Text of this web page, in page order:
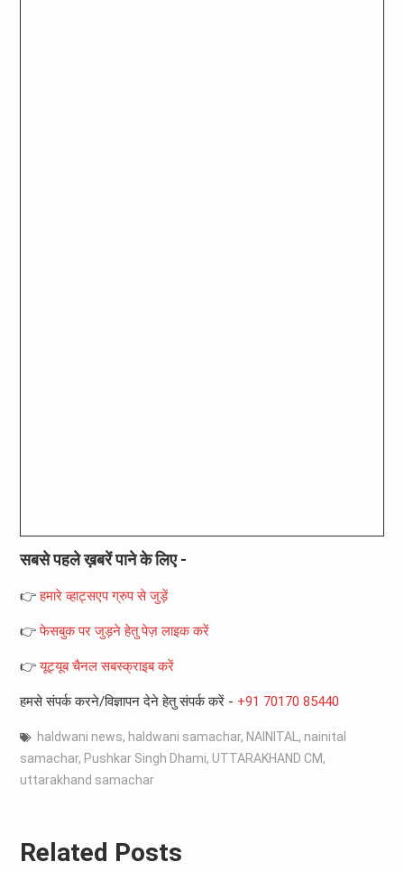
सबसे पहले ख़बरें पाने के लिए -
👉हमारे व्हाट्सएप ग्रुप से जुड़ें
👉फेसबुक पर जुड़ने हेतु पेज़ लाइक करें
👉यूट्यूब चैनल सबस्क्राइब करें
हमसे संपर्क करने/विज्ञापन देने हेतु संपर्क करें - +91 70170 85440
haldwani news, haldwani samachar, NAINITAL, nainital
samachar, Pushkar Singh Dhami, UTTARAKHAND CM,
uttarakhand samachar
Related Posts